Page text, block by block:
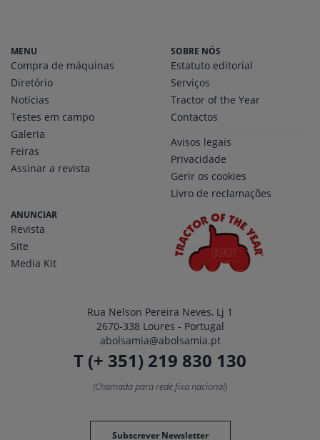
MENU
Compra de máquinas
Diretório
Notícias
Testes em campo
Galeria
Feiras
Assinar a revista
SOBRE NÓS
Estatuto editorial
Serviços
Tractor of the Year
Contactos
Avisos legais
Privacidade
Gerir os cookies
Livro de reclamações
ANUNCIAR
Revista
Site
Media Kit
Rua Nelson Pereira Neves, Lj 1
2670-338 Loures - Portugal
abolsamia@abolsamia.pt
T (+ 351) 219 830 130
(Chamada para rede fixa nacional)
Subscrever Newsletter